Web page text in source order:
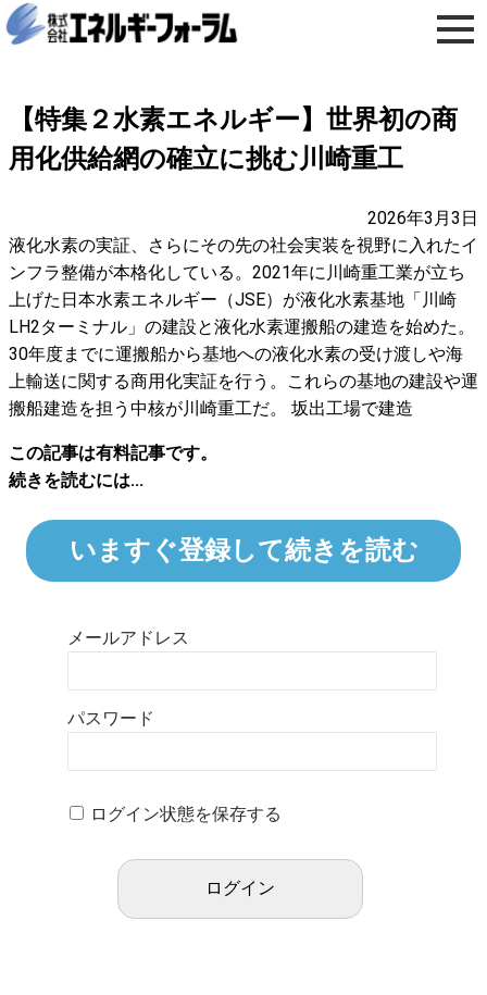
【特集２水素エネルギー】世界初の商
用化供給網の確立に挑む川崎重工
2026年3月3日
液化水素の実証、さらにその先の社会実装を視野に入れたイ
ンフラ整備が本格化している。2021年に川崎重工業が立ち
上げた日本水素エネルギー（JSE）が液化水素基地「川崎
LH2ターミナル」の建設と液化水素運搬船の建造を始めた。
30年度までに運搬船から基地への液化水素の受け渡しや海
上輸送に関する商用化実証を行う。これらの基地の建設や運
搬船建造を担う中核が川崎重工だ。 坂出工場で建造
この記事は有料記事です。
続きを読むには...
いますぐ登録して続きを読む
メールアドレス
パスワード
ログイン状態を保存する